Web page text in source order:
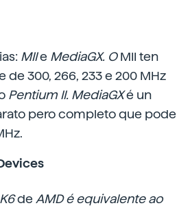
MIIe MediaGX. OMII ten
de 300, 266, 233 e 200 MHz
Pentium II. MediaGXé un
pero completo que pode
de AMD é equivalente ao